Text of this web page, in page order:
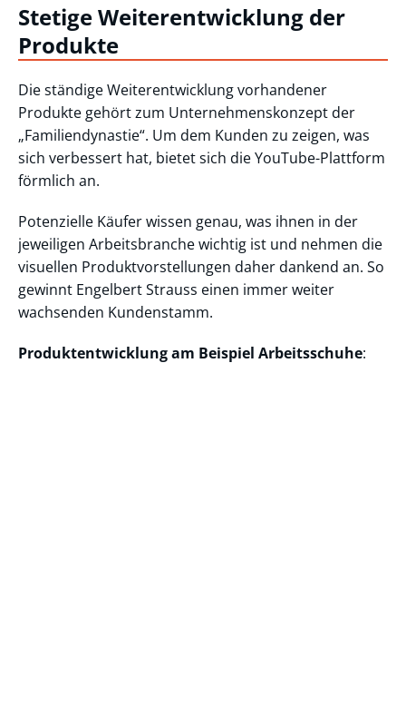
Stetige Weiterentwicklung der
Produkte
Die ständige Weiterentwicklung vorhandener
Produkte gehört zum Unternehmenskonzept der
„Familiendynastie“. Um dem Kunden zu zeigen, was
sich verbessert hat, bietet sich die YouTube-Plattform
förmlich an.
Potenzielle Käufer wissen genau, was ihnen in der
jeweiligen Arbeitsbranche wichtig ist und nehmen die
visuellen Produktvorstellungen daher dankend an. So
gewinnt Engelbert Strauss einen immer weiter
wachsenden Kundenstamm.
Produktentwicklung am Beispiel Arbeitsschuhe: